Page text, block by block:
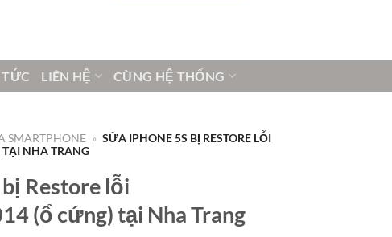
LIÊN HỆ CÙNG HỆ THỐNG
SMARTPHONE » SỬA IPHONE 5S BỊ RESTORE LỖI
NHA TRANG
Restore lỗi
(ổ cứng) tại Nha Trang